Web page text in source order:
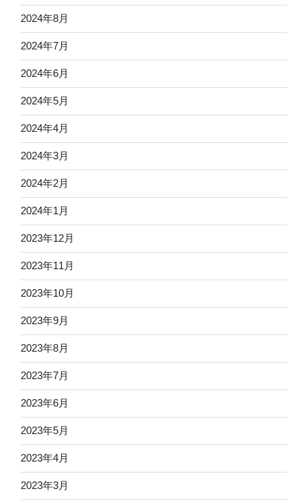
2024年8月
2024年7月
2024年6月
2024年5月
2024年4月
2024年3月
2024年2月
2024年1月
2023年12月
2023年11月
2023年10月
2023年9月
2023年8月
2023年7月
2023年6月
2023年5月
2023年4月
2023年3月